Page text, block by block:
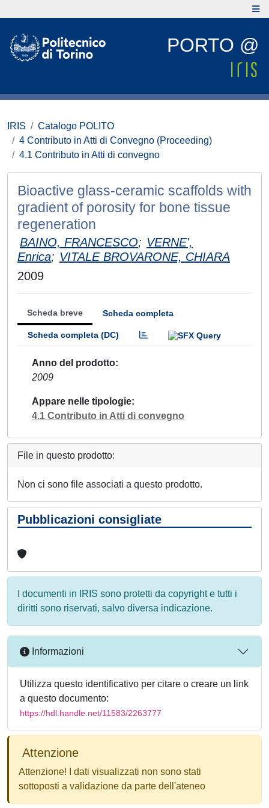
PORTO @
IRIS
Catalogo POLITO
4 Contributo in Atti di Convegno (Proceeding)
4.1 Contributo in Atti di convegno
Bioactive glass-ceramic scaffolds with
gradient of porosity for bone tissue
regeneration
BAINO, FRANCESCO; VERNE',
Enrica; VITALE BROVARONE, CHIARA
2009
Scheda breve Scheda completa
Scheda completa (DC)
Anno del prodotto
2009
Appare nelle tipologie
4.1 Contributo in Atti di convegno
File in questo prodotto:
Non ci sono file associati a questo prodotto.
Pubblicazioni consigliate
I documenti in IRIS sono protetti da copyright e tutti i
diritti sono riservati, salvo diversa indicazione.
Informazioni
Utilizza questo identificativo per citare o creare un link
a questo documento:
https://hdl.handle.net/11583/2263777
Attenzione
Attenzione! I dati visualizzati non sono stati
sottoposti a validazione da parte dell'ateneo